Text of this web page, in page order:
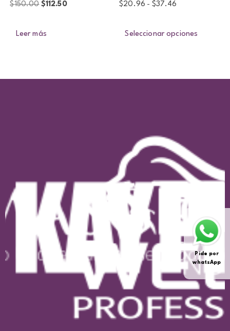
$150.00 $112.50
Leer más
$20.96 - $37.46
Seleccionar opciones
Pide por
whatsApp